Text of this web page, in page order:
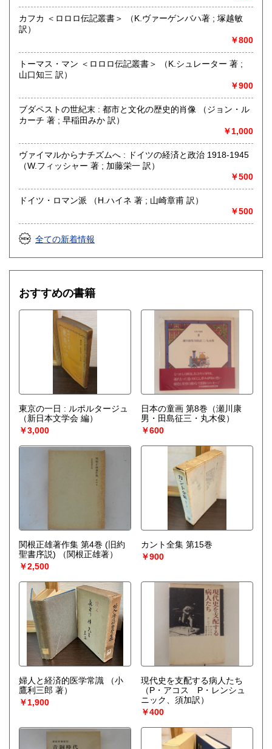
古書一般（その他）
カフカ ＜ロロロ伝記叢書＞ （K.ヴァーゲンバハ著 ; 塚越敏
訳）
￥800
トーマス・マン ＜ロロロ伝記叢書＞ （K.シュレーター 著 ;
山口知三 訳）
￥900
ブダペストの世紀末 : 都市と文化の歴史的肖像 （ジョン・ル
カーチ 著 ; 早稲田みか 訳）
￥1,000
ヴァイマルからナチズムへ : ドイツの経済と政治 1918-1945
（W.フィッシャー 著 ; 加藤栄一 訳）
￥500
ドイツ・ロマン派 （H.ハイネ 著 ; 山崎章甫 訳）
￥500
全ての新着情報
おすすめの書籍
東京の一日 : ルポルタージュ
（新日本文学会 編）
￥3,000
日本の童画 第8巻（瀬川康
男・田島征三・丸木俊）
￥600
関根正雄著作集 第4巻 (旧約
聖書序説)
（関根正雄著）
￥2,500
カント全集 第15巻
￥900
婦人と経済的医学常識
（小
鷹利三郎 著）
￥1,900
現代史を支配する病人たち
（P・アコス P・レンシュ
ニック、須加訳）
￥400